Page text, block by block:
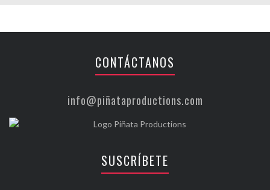
CONTÁCTANOS
info@piñataproductions.com
SUSCRÍBETE